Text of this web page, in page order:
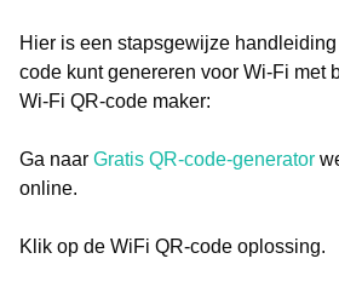
Hier is een stapsgewijze
code kunt genereren voor Wi-Fi met
Wi-Fi QR-code maker:
Ga naar Gratis QR-code-generator
online.
Klik op de WiFi QR-code oplossing.